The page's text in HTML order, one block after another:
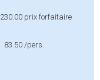
230.00 prix forfaitaire
83.50 /pers.